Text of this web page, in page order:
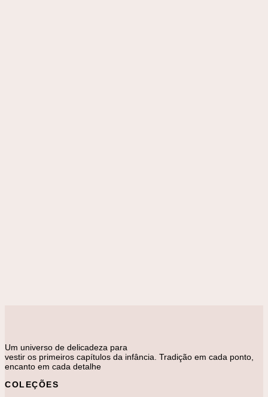
Um universo de delicadeza para
vestir os primeiros capítulos da infância. Tradição em cada ponto,
encanto em cada detalhe
COLEÇÕES